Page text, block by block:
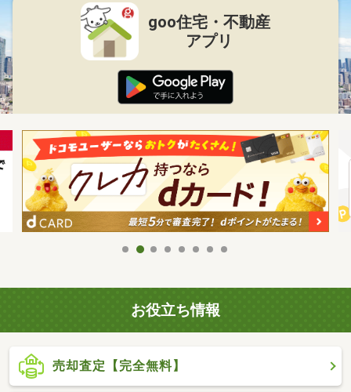
goo住宅・不動産
アプリ
お役立ち情報
売却査定【完全無料】